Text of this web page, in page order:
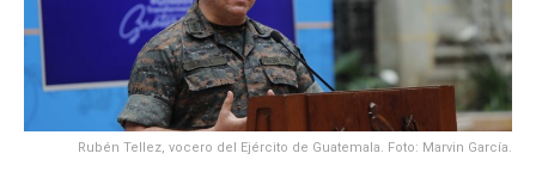
Rubén Tellez, vocero del Ejército de Guatemala. Foto: Marvin García.